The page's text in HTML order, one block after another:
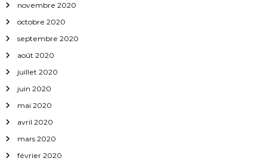
novembre 2020
octobre 2020
septembre 2020
août 2020
juillet 2020
juin 2020
mai 2020
avril 2020
mars 2020
février 2020